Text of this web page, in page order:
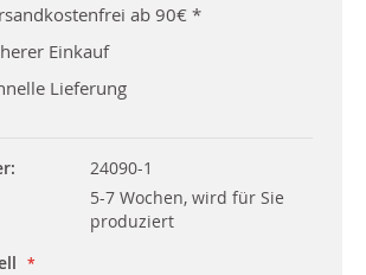
ab 90€ *
Einkauf
Lieferung
24090-1
5-7 Wochen, wird für Sie
produziert